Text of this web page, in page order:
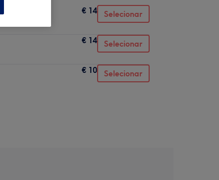
€ 14 Selecionar
€ 14 Selecionar
€ 10 Selecionar